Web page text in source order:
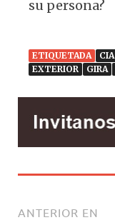
su persona?
ETIQUETADA CIA
EXTERIOR
GIRA
ANTERIOR EN